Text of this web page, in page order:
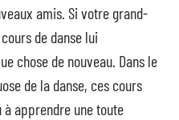
amis. Si votre grand-
de danse lui
chose de nouveau. Dans le
de la danse, ces cours
à apprendre une toute